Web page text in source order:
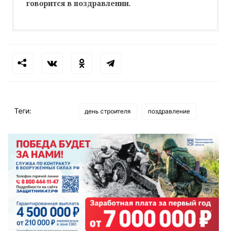
говорится в поздравлении.
Теги: день строителя поздравление